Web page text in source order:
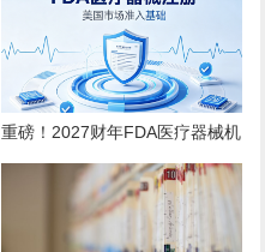
重磅！2027财年FDA医疗器械机
构注册年费上调至 $13785！